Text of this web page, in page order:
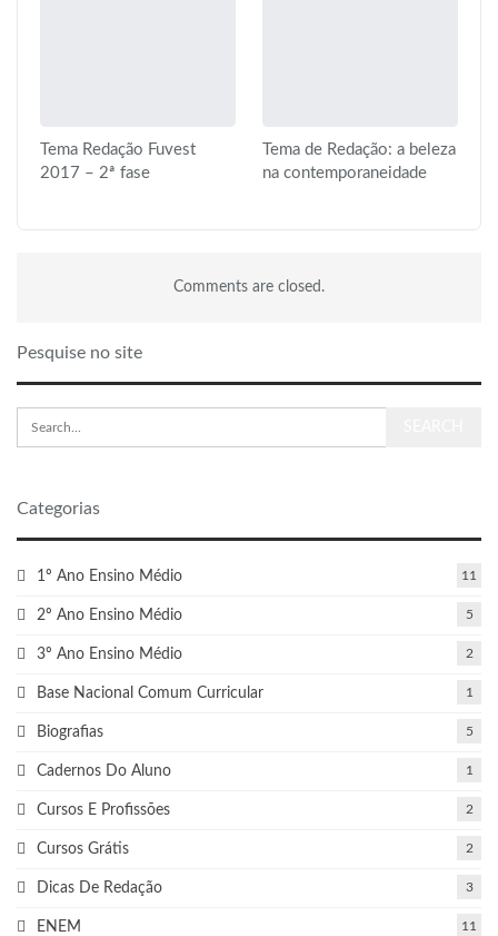
Tema Redação Fuvest
2017 – 2ª fase
Tema de Redação: a beleza
na contemporaneidade
Comments are closed.
Pesquise no site
Categorias
1º Ano Ensino Médio 11
2º Ano Ensino Médio 5
3º Ano Ensino Médio 2
Base Nacional Comum Curricular 1
Biografias 5
Cadernos Do Aluno 1
Cursos E Profissões 2
Cursos Grátis 2
Dicas De Redação 3
ENEM 11